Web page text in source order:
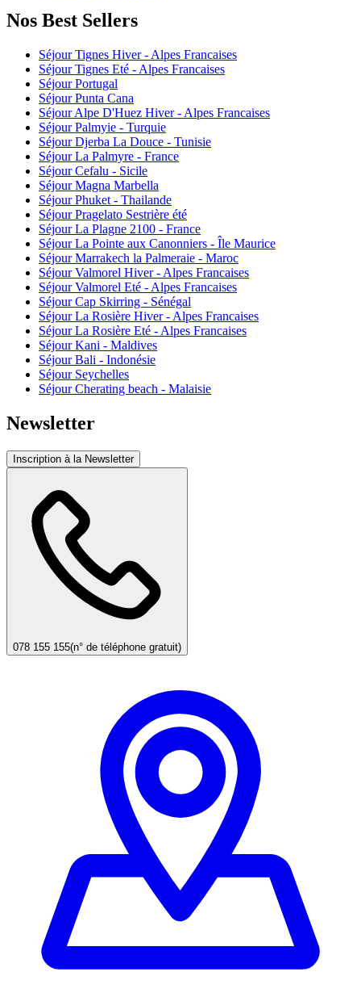
Nos Best Sellers
Séjour Tignes Hiver - Alpes Francaises
Séjour Tignes Eté - Alpes Francaises
Séjour Portugal
Séjour Punta Cana
Séjour Alpe D'Huez Hiver - Alpes Francaises
Séjour Palmyie - Turquie
Séjour Djerba La Douce - Tunisie
Séjour La Palmyre - France
Séjour Cefalu - Sicile
Séjour Magna Marbella
Séjour Phuket - Thailande
Séjour Pragelato Sestrière été
Séjour La Plagne 2100 - France
Séjour La Pointe aux Canonniers - Île Maurice
Séjour Marrakech la Palmeraie - Maroc
Séjour Valmorel Hiver - Alpes Francaises
Séjour Valmorel Eté - Alpes Francaises
Séjour Cap Skirring - Sénégal
Séjour La Rosière Hiver - Alpes Francaises
Séjour La Rosière Eté - Alpes Francaises
Séjour Kani - Maldives
Séjour Bali - Indonésie
Séjour Seychelles
Séjour Cherating beach - Malaisie
Newsletter
Inscription à la Newsletter
078 155 155(n° de téléphone gratuit)